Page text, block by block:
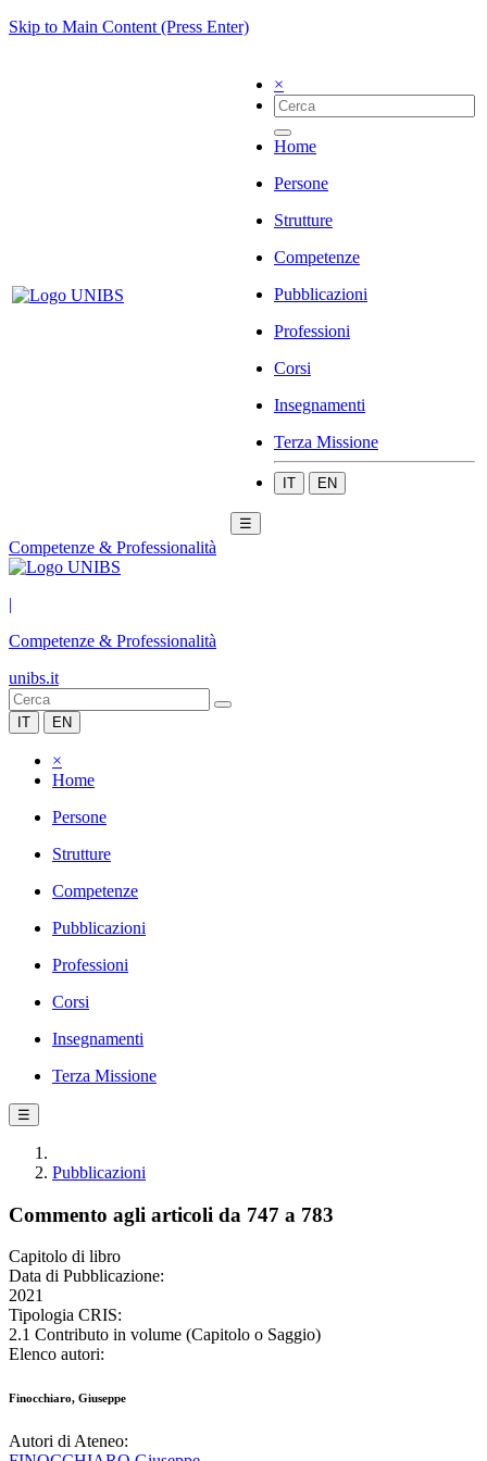
Skip to Main Content (Press Enter)
×
Home
Persone
Strutture
Competenze
Pubblicazioni
Professioni
Corsi
Insegnamenti
Terza Missione
IT EN
☰
Competenze & Professionalità
|
Competenze & Professionalità
unibs.it
IT EN
×
Home
Persone
Strutture
Competenze
Pubblicazioni
Professioni
Corsi
Insegnamenti
Terza Missione
☰
Pubblicazioni
Commento agli articoli da 747 a 783
Capitolo di libro
Data di Pubblicazione:
2021
Tipologia CRIS:
2.1 Contributo in volume (Capitolo o Saggio)
Elenco autori:
Finocchiaro, Giuseppe
Autori di Ateneo: